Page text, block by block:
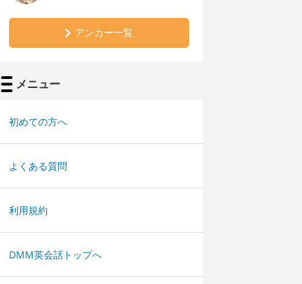
アンカー一覧
メニュー
初めての方へ
よくある質問
利用規約
DMM英会話トップへ